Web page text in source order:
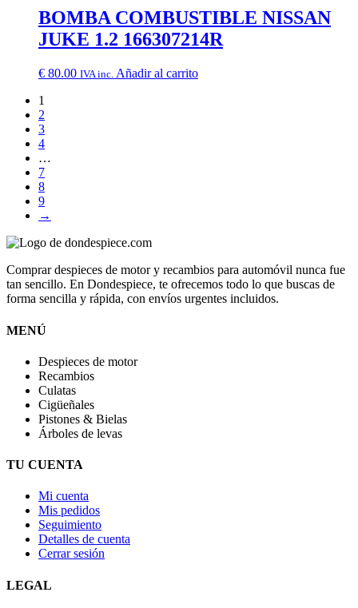
BOMBA COMBUSTIBLE NISSAN
JUKE 1.2 166307214R
€ 80.00 IVA inc. Añadir al carrito
1
2
3
4
…
7
8
9
→
Comprar despieces de motor y recambios para automóvil nunca fue
tan sencillo. En Dondespiece, te ofrecemos todo lo que buscas de
forma sencilla y rápida, con envíos urgentes incluidos.
MENÚ
Despieces de motor
Recambios
Culatas
Cigüeñales
Pistones & Bielas
Árboles de levas
TU CUENTA
Mi cuenta
Mis pedidos
Seguimiento
Detalles de cuenta
Cerrar sesión
LEGAL